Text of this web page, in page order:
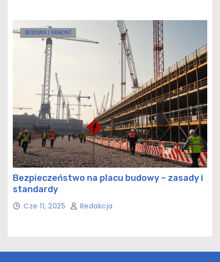
BUDOWA I REMONT
Bezpieczeństwo na placu budowy – zasady i
standardy
Cze 11, 2025 Redakcja